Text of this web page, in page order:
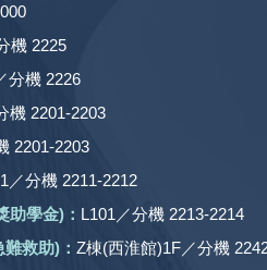
機 2225
分機 2226
機 2201-2203
2201-2203
／分機 2211-2212
助學金)： L101／分機 2213-2214
難救助) ： Z棟(西淮館)1F／分機